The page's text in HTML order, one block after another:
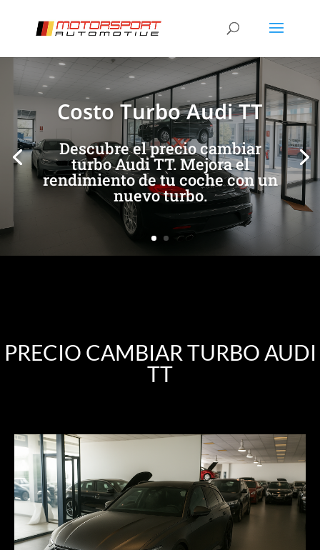
Costo Turbo Audi TT
Descubre el precio cambiar
turbo Audi TT. Mejora el
rendimiento de tu coche con un
nuevo turbo.
[/et_pb_slide][/et_pb_slide]
PRECIO CAMBIAR TURBO AUDI
TT